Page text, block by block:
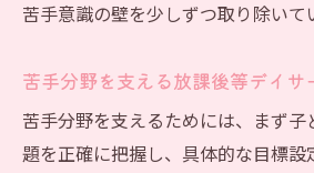
苦手意識の壁を少しずつ取り除いて
苦手分野を支える放課後等デイサ
苦手分野を支えるためには、まず
題を正確に把握し、具体的な目標